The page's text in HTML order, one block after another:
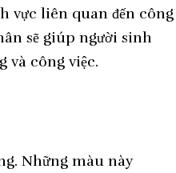
vực liên quan đến công
sẽ giúp người sinh
và công việc.
Những màu này